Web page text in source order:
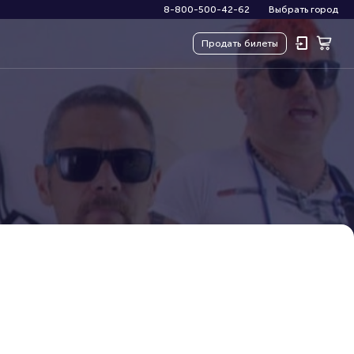
8-800-500-42-62 Выбрать город
Продать билеты